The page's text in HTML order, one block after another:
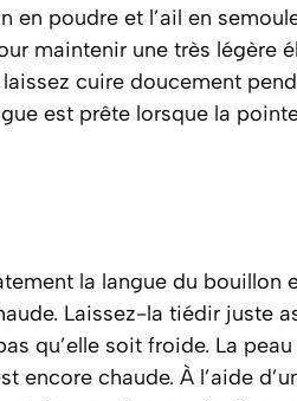
en poudre et l’ail en
maintenir une très légère
cuire doucement
est prête lorsque la
la langue du bouillon
Laissez-la tiédir juste
qu’elle soit froide. La
encore chaude. À l’aide